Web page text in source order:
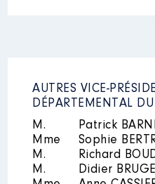
AUTRES VICE-
DÉPARTEMENTAL
M.
Patrick
Mme
Sophie
M.
Richard
M.
Didier